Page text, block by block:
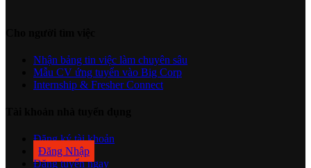
Nhận bảng tin việc làm chuyên sâu
Mẫu CV ứng tuyển vào Big Corp
Internship & Fresher Connect
Đăng ký tài khoản
Đăng Nhập
Đăng tuyển ngay